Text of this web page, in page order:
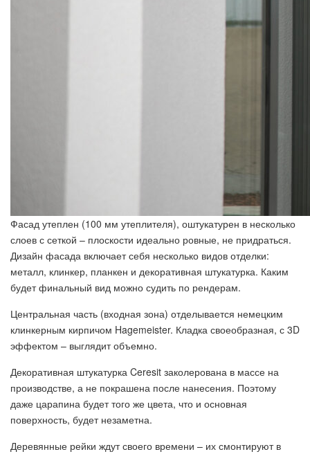
Фасад утеплен (100 мм утеплителя), оштукатурен в несколько
слоев с сеткой – плоскости идеально ровные, не придраться.
Дизайн фасада включает себя несколько видов отделки:
металл, клинкер, планкен и декоративная штукатурка. Каким
будет финальный вид можно судить по рендерам.
Центральная часть (входная зона) отделывается немецким
клинкерным кирпичом Hagemeister. Кладка своеобразная, с 3D
эффектом – выглядит объемно.
Декоративная штукатурка Ceresit заколерована в массе на
производстве, а не покрашена после нанесения. Поэтому
даже царапина будет того же цвета, что и основная
поверхность, будет незаметна.
Деревянные рейки ждут своего времени – их смонтируют в